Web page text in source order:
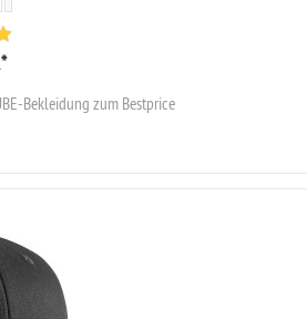
*
Bekleidung zum Bestprice